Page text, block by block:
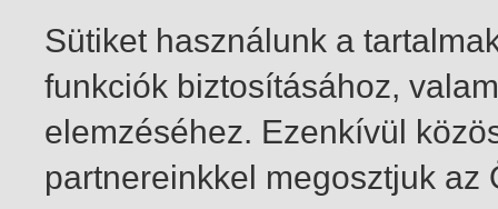
Sütiket használunk a
funkciók biztosításához,
elemzéséhez. Ezenkívül
partnereinkkel megosztjuk